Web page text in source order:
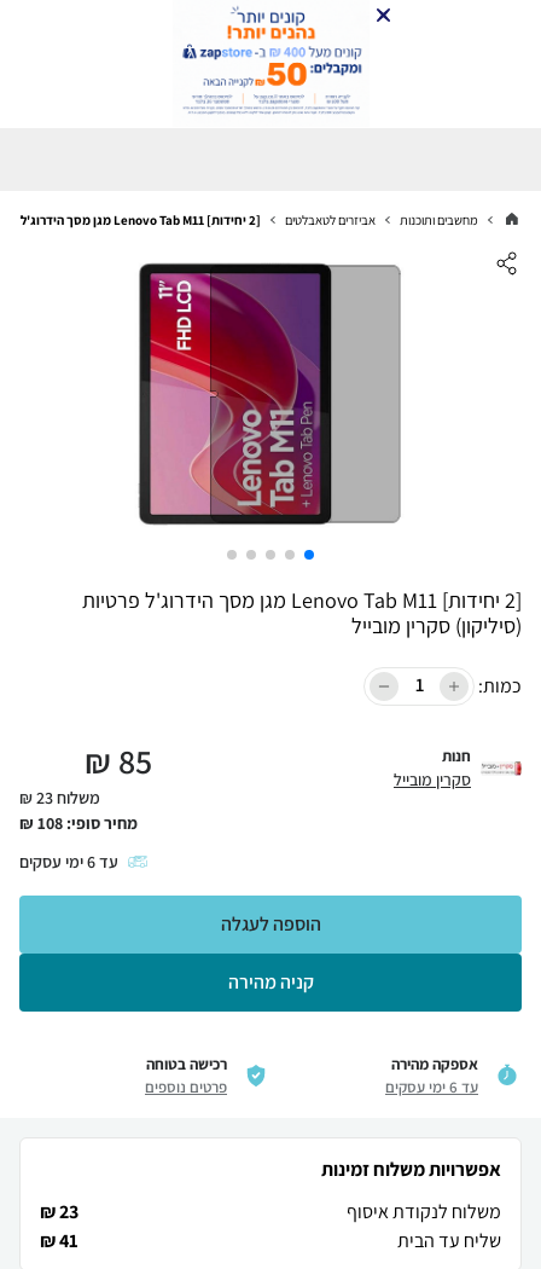
מחשבים ותוכנות אביזרים לטאבלטים [2 יחידות] Lenovo Tab M11 מגן מסך הידרוג'ל פרטיות (סיליקון) סקרין מובייל
[2 יחידות] Lenovo Tab M11 מגן מסך הידרוג'ל פרטיות
(סיליקון) סקרין מובייל
כמות:
חנות
סקרין מובייל 85
₪
משלוח 23 ₪
מחיר סופי: 108
₪
עד6ימי עסקים
קניה מהירה
הוספה לעגלה
אספקה מהירה
עד 6 ימי עסקים
רכישה בטוחה
פרטים נוספים
אפשרויות משלוח זמינות
משלוח לנקודת איסוף
23 ₪
שליח עד הבית
41 ₪